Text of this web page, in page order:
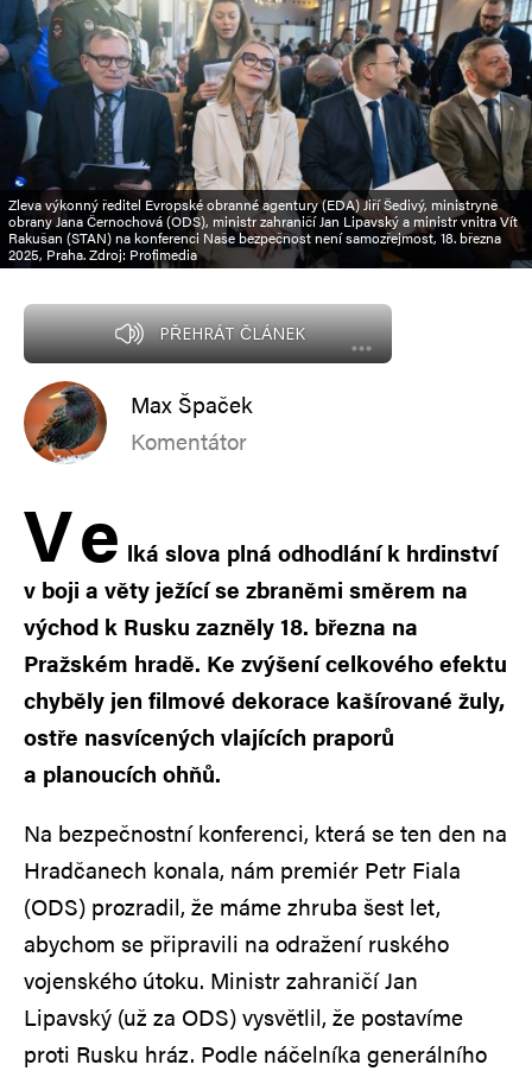
Zleva výkonný ředitel Evropské obranné agentury (EDA) Jiří Šedivý, ministryně
obrany Jana Černochová (ODS), ministr zahraničí Jan Lipavský a ministr vnitra Vít
Rakušan (STAN) na konferenci Naše bezpečnost není samozřejmost, 18. března
2025, Praha. Zdroj: Profimedia
PŘEHRÁT ČLÁNEK
Max Špaček
Komentátor
Ve lká slova plná odhodlání k hrdinství
v boji a věty ježící se zbraněmi směrem na
východ k Rusku zazněly 18. března na
Pražském hradě. Ke zvýšení celkového efektu
chyběly jen filmové dekorace kašírované žuly,
ostře nasvícených vlajících praporů
a planoucích ohňů.
Na bezpečnostní konferenci, která se ten den na
Hradčanech konala, nám premiér Petr Fiala
(ODS) prozradil, že máme zhruba šest let,
abychom se připravili na odražení ruského
vojenského útoku. Ministr zahraničí Jan
Lipavský (už za ODS) vysvětlil, že postavíme
proti Rusku hráz. Podle náčelníka generálního